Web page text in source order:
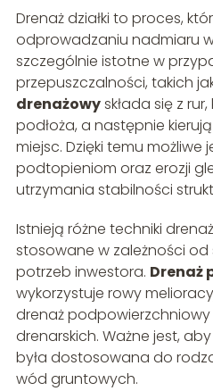
Drenaż działki to proces,
odprowadzaniu nadmiaru
szczególnie istotne w
przepuszczalności, takich
drenażowyskłada się z
podłoża, a następnie
miejsc. Dzięki temu
podtopieniom oraz erozji
utrzymania stabilności
Istnieją różne techniki
stosowane w zależności
potrzeb inwestora. Drenaż
wykorzystuje rowy
drenaż
drenarskich. Ważne jest,
była dostosowana do
wód gruntowych.